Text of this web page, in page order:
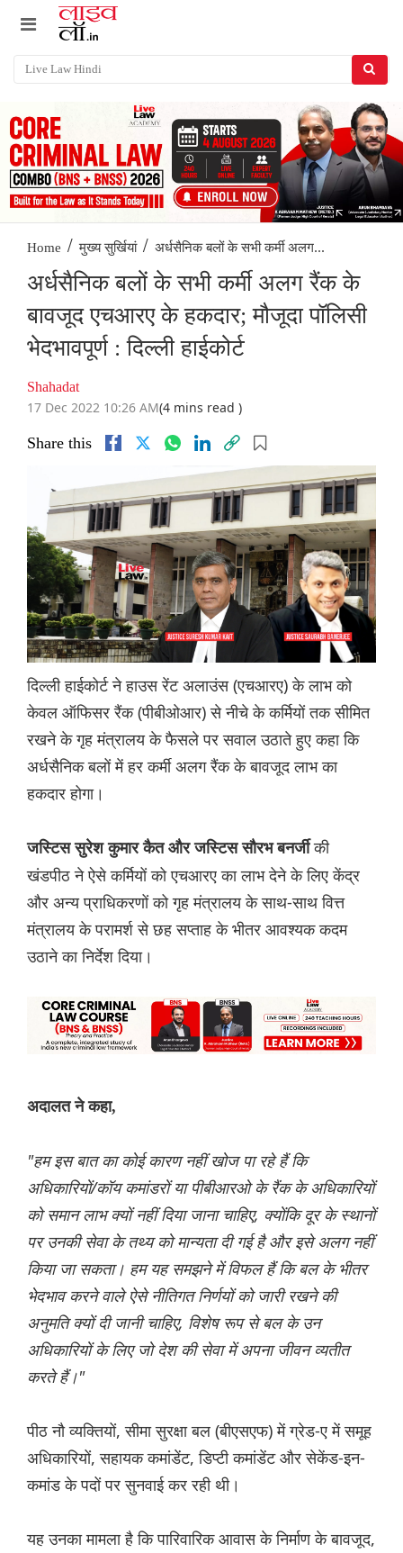
Home / मुख्य सुर्खियां / अर्धसैनिक बलों के सभी कर्मी अलग...
अर्धसैनिक बलों के सभी कर्मी अलग रैंक के
बावजूद एचआरए के हकदार; मौजूदा पॉलिसी
भेदभावपूर्ण : दिल्ली हाईकोर्ट
Shahadat
17 Dec 2022 10:26 AM(4 mins read )
Share this
दिल्ली हाईकोर्ट ने हाउस रेंट अलाउंस (एचआरए) के लाभ को
केवल ऑफिसर रैंक (पीबीओआर) से नीचे के कर्मियों तक सीमित
रखने के गृह मंत्रालय के फैसले पर सवाल उठाते हुए कहा कि
अर्धसैनिक बलों में हर कर्मी अलग रैंक के बावजूद लाभ का
हकदार होगा।
जस्टिस सुरेश कुमार कैत और जस्टिस सौरभ बनर्जीकी
खंडपीठ ने ऐसे कर्मियों को एचआरए का लाभ देने के लिए केंद्र
और अन्य प्राधिकरणों को गृह मंत्रालय के साथ-साथ वित्त
मंत्रालय के परामर्श से छह सप्ताह के भीतर आवश्यक कदम
उठाने का निर्देश दिया।
अदालत ने कहा,
"हम इस बात का कोई कारण नहीं खोज पा रहे हैं कि
अधिकारियों/कॉय कमांडरों या पीबीआरओ के रैंक के अधिकारियों
को समान लाभ क्यों नहीं दिया जाना चाहिए, क्योंकि दूर के स्थानों
पर उनकी सेवा के तथ्य को मान्यता दी गई है और इसे अलग नहीं
किया जा सकता। हम यह समझने में विफल हैं कि बल के भीतर
भेदभाव करने वाले ऐसे नीतिगत निर्णयों को जारी रखने की
अनुमति क्यों दी जानी चाहिए, विशेष रूप से बल के उन
अधिकारियों के लिए जो देश की सेवा में अपना जीवन व्यतीत
करते हैं।"
पीठ नौ व्यक्तियों, सीमा सुरक्षा बल (बीएसएफ) में ग्रेड-ए में समूह
अधिकारियों, सहायक कमांडेंट, डिप्टी कमांडेंट और सेकेंड-इन-
कमांड के पदों पर सुनवाई कर रही थी।
यह उनका मामला है कि पारिवारिक आवास के निर्माण के बावजूद,